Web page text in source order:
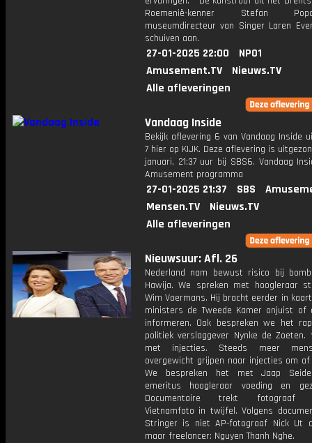
Roemenië-kenner Stefan
museumdirecteur van Singer Laren
schuiven aan.
27-01-2025 22:00
NPO1
Amusement.TV
Nieuws.TV
Alle afleveringen
Vandaag Inside
Bekijk aflevering 6 van Vandaag Inside
7 hier op KIJK. Deze aflevering is
januari, 21:37 uur bij SBS6. Vandaag
Amusement programma
27-01-2025 21:37 SBS
Mensen.TV
Nieuws.TV
Alle afleveringen
Nieuwsuur: Afl. 26
Nederland nam bewust risico bij
Hawija. We spreken met hoogleraar
Wim Voermans. Hij bracht eerder in
ministers de Tweede Kamer onjuist of
informeren. Ook bespreken we het
politiek verslaggever Nynke de Zoeten.
met injecties. Steeds meer
overgewicht grijpen naar injecties om
We bespreken het met Jaap
emeritus hoogleraar voeding en
Documentaire trekt fotograaf
Vietnamfoto in twijfel. Volgens
Stringer is niet AP-fotograaf Nick Ut
maar freelancer: Nguyen Thanh Nghe.